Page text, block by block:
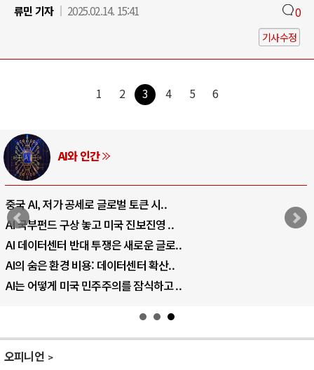
류민 기자
2025.02.14. 15:41 0
기사수정
1 2 3 4 5 6
AI와 인간
중국 AI, 저가 공세로 글로벌 토큰 시..
AI 국부펀드 구상 놓고 미국 진보진영 ..
AI 데이터센터 반대 투쟁은 새로운 글로..
AI의 숨은 환경 비용: 데이터센터 확산..
AI는 어떻게 미국 민주주의를 잠식하고 ..
오피니언